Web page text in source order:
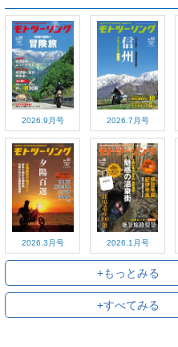
2026.9月号 2026.7月号
2026.3月号 2026.1月号
+もっとみる
+すべてみる